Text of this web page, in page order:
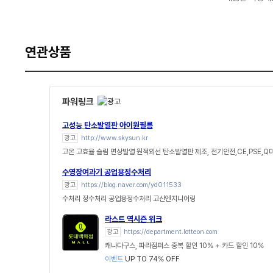
연관상품
파워링크
고성능 탄소발열판 아이원필름
광고 http://www.skysun.kr
고온 고효율 슬림 면상발열 원적외선 탄소발열판 제조, 전기안전,CE,PSE,Q
수영장여과기 공업용정수처리
광고 https://blog.naver.com/yd011533
수처리 정수처리 공업용정수처리 고산엔지니어링
라스트 역시즌 위크
광고 https://department.lotteon.com
캐나다구스, 파라점퍼스 중복 할인 10% + 카드 할인 10%
이벤트 UP TO 74% OFF